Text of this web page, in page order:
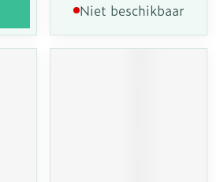
Niet beschikbaar